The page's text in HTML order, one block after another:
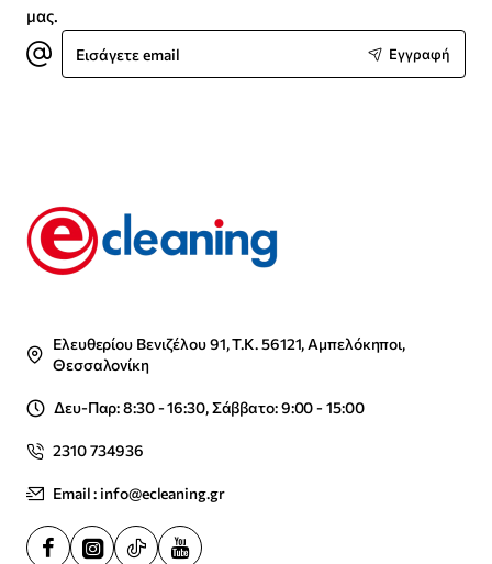
μας.
Εισάγετε
email
Εγγραφή
Ελευθερίου Βενιζέλου 91, Τ.Κ. 56121, Αμπελόκηποι,
Θεσσαλονίκη
Δευ-Παρ: 8:30 - 16:30, Σάββατο: 9:00 - 15:00
2310 734936
Email : info@ecleaning.gr